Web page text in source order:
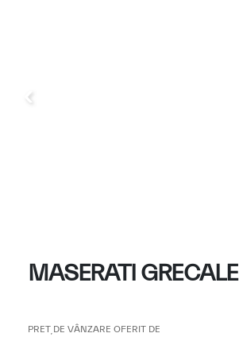
MASERATI GRECALE
PREȚ DE VÂNZARE OFERIT DE